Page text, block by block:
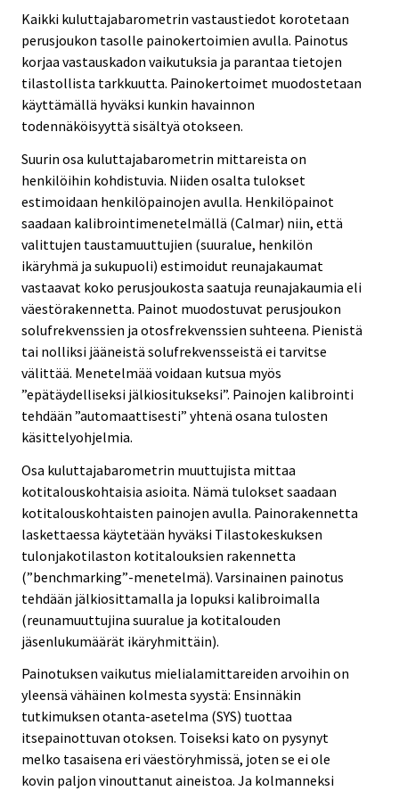
Kaikki kuluttajabarometrin vastaustiedot korotetaan
perusjoukon tasolle painokertoimien avulla. Painotus
korjaa vastauskadon vaikutuksia ja parantaa tietojen
tilastollista tarkkuutta. Painokertoimet muodostetaan
käyttämällä hyväksi kunkin havainnon
todennäköisyyttä sisältyä otokseen.
Suurin osa kuluttajabarometrin mittareista on
henkilöihin kohdistuvia. Niiden osalta tulokset
estimoidaan henkilöpainojen avulla. Henkilöpainot
saadaan kalibrointimenetelmällä (Calmar) niin, että
valittujen taustamuuttujien (suuralue, henkilön
ikäryhmä ja sukupuoli) estimoidut reunajakaumat
vastaavat koko perusjoukosta saatuja reunajakaumia eli
väestörakennetta. Painot muodostuvat perusjoukon
solufrekvenssien ja otosfrekvenssien suhteena. Pienistä
tai nolliksi jääneistä solufrekvensseistä ei tarvitse
välittää. Menetelmää voidaan kutsua myös
”epätäydelliseksi jälkiositukseksi”. Painojen kalibrointi
tehdään ”automaattisesti” yhtenä osana tulosten
käsittelyohjelmia.
Osa kuluttajabarometrin muuttujista mittaa
kotitalouskohtaisia asioita. Nämä tulokset saadaan
kotitalouskohtaisten painojen avulla. Painorakennetta
laskettaessa käytetään hyväksi Tilastokeskuksen
tulonjakotilaston kotitalouksien rakennetta
(”benchmarking”-menetelmä). Varsinainen painotus
tehdään jälkiosittamalla ja lopuksi kalibroimalla
(reunamuuttujina suuralue ja kotitalouden
jäsenlukumäärät ikäryhmittäin).
Painotuksen vaikutus mielialamittareiden arvoihin on
yleensä vähäinen kolmesta syystä: Ensinnäkin
tutkimuksen otanta-asetelma (SYS) tuottaa
itsepainottuvan otoksen. Toiseksi kato on pysynyt
melko tasaisena eri väestöryhmissä, joten se ei ole
kovin paljon vinouttanut aineistoa. Ja kolmanneksi